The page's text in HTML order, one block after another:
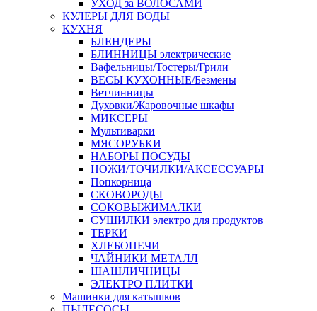
УХОД за ВОЛОСАМИ
КУЛЕРЫ ДЛЯ ВОДЫ
КУХНЯ
БЛЕНДЕРЫ
БЛИННИЦЫ электрические
Вафельницы/Тостеры/Грили
ВЕСЫ КУХОННЫЕ/Безмены
Ветчинницы
Духовки/Жаровочные шкафы
МИКСЕРЫ
Мультиварки
МЯСОРУБКИ
НАБОРЫ ПОСУДЫ
НОЖИ/ТОЧИЛКИ/АКСЕССУАРЫ
Попкорница
СКОВОРОДЫ
СОКОВЫЖИМАЛКИ
СУШИЛКИ электро для продуктов
ТЕРКИ
ХЛЕБОПЕЧИ
ЧАЙНИКИ МЕТАЛЛ
ШАШЛИЧНИЦЫ
ЭЛЕКТРО ПЛИТКИ
Машинки для катышков